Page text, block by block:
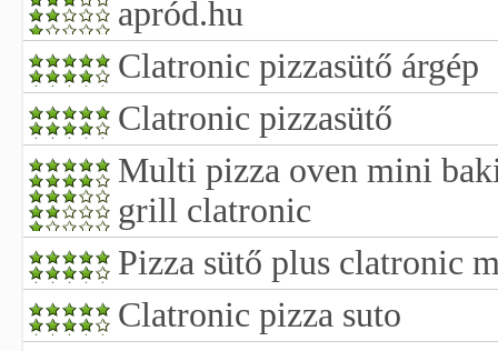
apród.hu
Clatronic pizzasütő árgép
Clatronic pizzasütő
Multi pizza oven mini
grill clatronic
Pizza sütő plus clatronic
Clatronic pizza suto